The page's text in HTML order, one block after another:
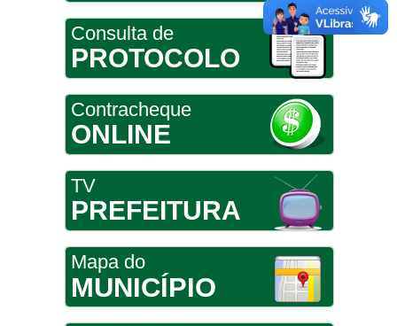
Consulta de
PROTOCOLO
Contracheque
ONLINE
TV
PREFEITURA
Mapa do
MUNICÍPIO